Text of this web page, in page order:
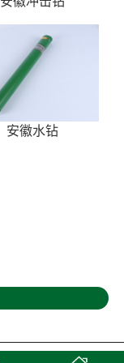
安徽水钻